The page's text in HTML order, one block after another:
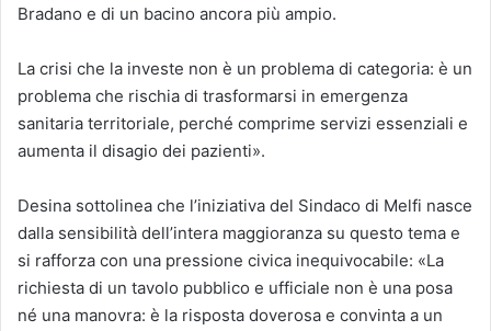
Bradano e di un bacino ancora più ampio.
La crisi che la investe non è un problema di categoria: è un
problema che rischia di trasformarsi in emergenza
sanitaria territoriale, perché comprime servizi essenziali e
aumenta il disagio dei pazienti».
Desina sottolinea che l’iniziativa del Sindaco di Melfi nasce
dalla sensibilità dell’intera maggioranza su questo tema e
si rafforza con una pressione civica inequivocabile: «La
richiesta di un tavolo pubblico e ufficiale non è una posa
né una manovra: è la risposta doverosa e convinta a un